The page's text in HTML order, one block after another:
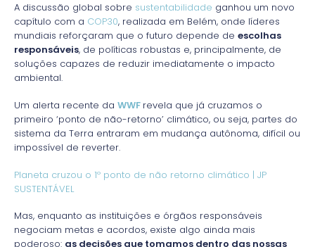
A discussão global sobre sustentabilidade ganhou um novo
capítulo com a COP30, realizada em Belém, onde líderes
mundiais reforçaram que o futuro depende de escolhas
responsáveis, de políticas robustas e, principalmente, de
soluções capazes de reduzir imediatamente o impacto
ambiental.
Um alerta recente da WWF revela que já cruzamos o
primeiro ‘ponto de não-retorno’ climático, ou seja, partes do
sistema da Terra entraram em mudança autônoma, difícil ou
impossível de reverter.
Planeta cruzou o 1º ponto de não retorno climático | JP
SUSTENTÁVEL
Mas, enquanto as instituições e órgãos responsáveis
negociam metas e acordos, existe algo ainda mais
poderoso: as decisões que tomamos dentro das nossas